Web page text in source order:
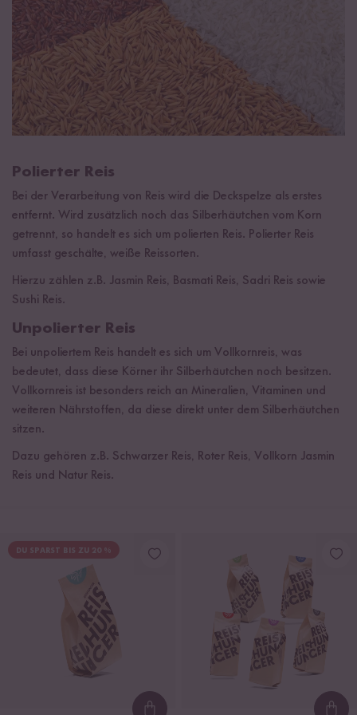
Polierter Reis
Bei der Verarbeitung von Reis wird die Deckspelze als erstes
entfernt. Wird zusätzlich noch das Silberhäutchen vom Korn
getrennt, so handelt es sich um polierten Reis. Polierter Reis
umfasst geschälte, weiße Reissorten.
Hierzu zählen z.B. Jasmin Reis, Basmati Reis, Sadri Reis sowie
Sushi Reis.
Unpolierter Reis
Bei unpoliertem Reis handelt es sich um Vollkornreis, was
bedeutet, dass diese Körner ihr Silberhäutchen noch besitzen.
Vollkornreis ist besonders reich an Mineralien, Vitaminen und
weiteren Nährstoffen, da diese direkt unter dem Silberhäutchen
sitzen.
Dazu gehören z.B. Schwarzer Reis, Roter Reis, Vollkorn Jasmin
Reis und Natur Reis.
DU SPARST BIS ZU 20 %